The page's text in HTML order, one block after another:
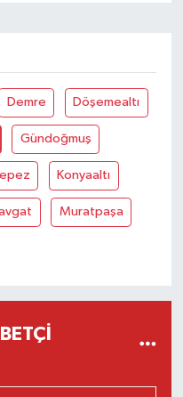
Demre Döşemealtı
Gündoğmuş
Konyaaltı
Muratpaşa